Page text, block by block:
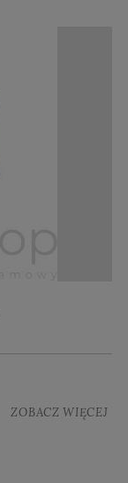
ZOBACZ WIĘCEJ